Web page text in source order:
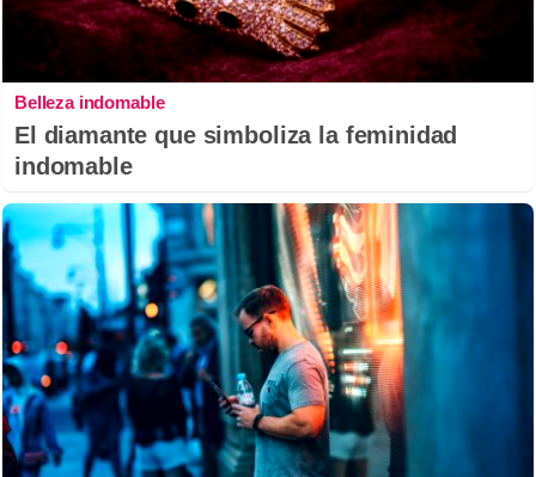
Belleza indomable
El diamante que simboliza la feminidad
indomable